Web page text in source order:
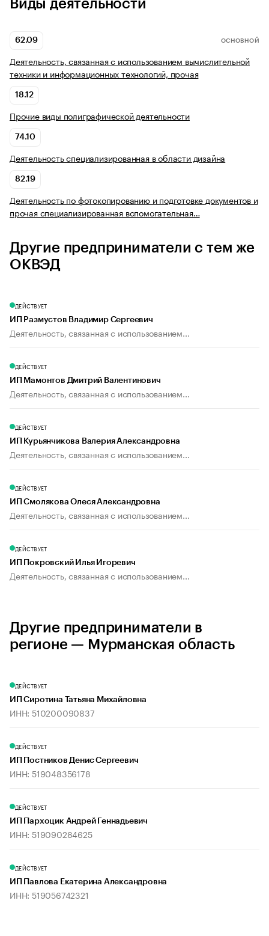
Виды деятельности
62.09 ОСНОВНОЙ
Деятельность, связанная с использованием вычислительной
техники и информационных технологий, прочая
18.12
Прочие виды полиграфической деятельности
74.10
Деятельность специализированная в области дизайна
82.19
Деятельность по фотокопированию и подготовке документов и
прочая специализированная вспомогательная…
Другие предприниматели с тем же
ОКВЭД
ДЕЙСТВУЕТ
ИП Размустов Владимир Сергеевич
Деятельность, связанная с использованием...
ДЕЙСТВУЕТ
ИП Мамонтов Дмитрий Валентинович
Деятельность, связанная с использованием...
ДЕЙСТВУЕТ
ИП Курьянчикова Валерия Александровна
Деятельность, связанная с использованием...
ДЕЙСТВУЕТ
ИП Смолякова Олеся Александровна
Деятельность, связанная с использованием...
ДЕЙСТВУЕТ
ИП Покровский Илья Игоревич
Деятельность, связанная с использованием...
Другие предприниматели в
регионе — Мурманская область
ДЕЙСТВУЕТ
ИП Сиротина Татьяна Михайловна
ИНН: 510200090837
ДЕЙСТВУЕТ
ИП Постников Денис Сергеевич
ИНН: 519048356178
ДЕЙСТВУЕТ
ИП Пархоцик Андрей Геннадьевич
ИНН: 519090284625
ДЕЙСТВУЕТ
ИП Павлова Екатерина Александровна
ИНН: 519056742321